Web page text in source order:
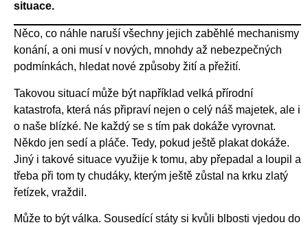
situace.
Něco, co náhle naruší všechny jejich zaběhlé mechanismy
konání, a oni musí v nových, mnohdy až nebezpečných
podmínkách, hledat nové způsoby žití a přežití.
Takovou situací může být například velká přírodní
katastrofa, která nás připraví nejen o celý náš majetek, ale i
o naše blízké. Ne každý se s tím pak dokáže vyrovnat.
Někdo jen sedí a pláče. Tedy, pokud ještě plakat dokáže.
Jiný i takové situace využije k tomu, aby přepadal a loupil a
třeba při tom ty chudáky, kterým ještě zůstal na krku zlatý
řetízek, vraždil.
Může to být válka. Sousedící státy si kvůli blbosti vjedou do